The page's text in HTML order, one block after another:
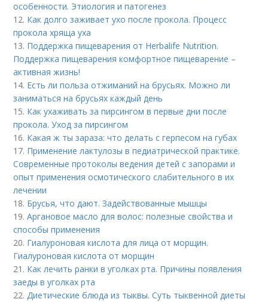
особенности. Этиология и патогенез
12. Как долго заживает ухо после прокола. Процесс
прокола хряща уха
13. Поддержка пищеварения от Herbalife Nutrition.
Поддержка пищеварения комфортное пищеварение –
активная жизнь!
14. Есть ли польза отжиманий на брусьях. Можно ли
заниматься на брусьях каждый день
15. Как ухаживать за пирсингом в первые дни после
прокола. Уход за пирсингом
16. Какая ж ты зараза: что делать с герпесом на губах
17. Применение лактулозы в педиатрической практике.
Современные протоколы ведения детей с запорами и
опыт применения осмотического слабительного в их
лечении
18. Брусья, что дают. Задействованные мышцы
19.Аргановое масло для волос: полезные свойства и
способы применения
20. Гиалуроновая кислота для лица от морщин.
Гиалуроновая кислота от морщин
21. Как лечить ранки в уголках рта. Причины появления
заеды в уголках рта
22.Диетические блюда из тыквы. Суть тыквенной диеты